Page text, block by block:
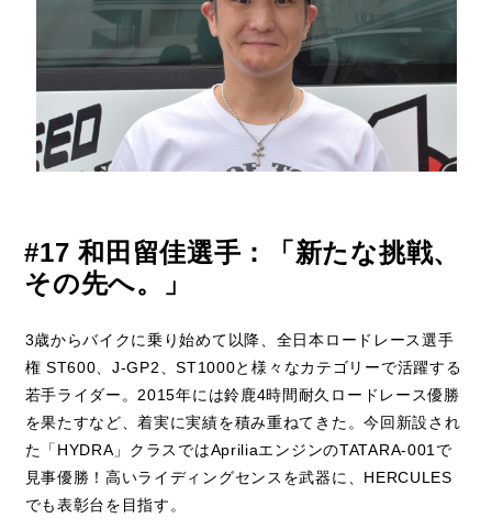
#17 和田留佳選手：「新たな挑戦、
その先へ。」
3歳からバイクに乗り始めて以降、全日本ロードレース選手
権 ST600、J-GP2、ST1000と様々なカテゴリーで活躍する
若手ライダー。2015年には鈴鹿4時間耐久ロードレース優勝
を果たすなど、着実に実績を積み重ねてきた。今回新設され
た「HYDRA」クラスではApriliaエンジンのTATARA-001で
見事優勝！高いライディングセンスを武器に、HERCULES
でも表彰台を目指す。